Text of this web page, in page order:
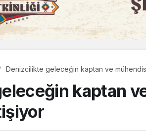
Denizcilikte geleceğin kaptan ve
kaptan